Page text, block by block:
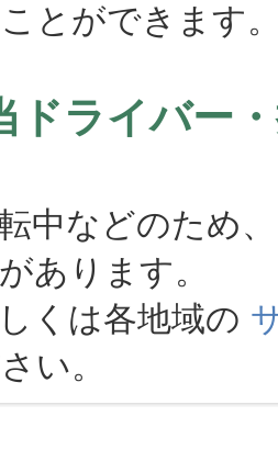
とができます
ドライバー
中などのため
あります。
くは各地域の
い。